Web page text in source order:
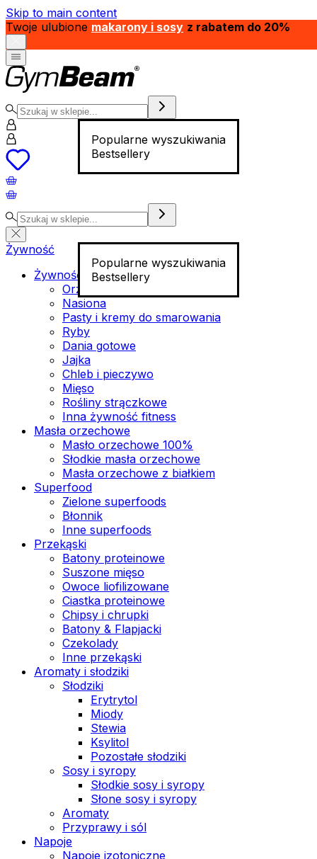
Skip to main content
Twoje ulubione makarony i sosy z rabatem do 20%
Popularne wyszukiwania
Bestsellery
Popularne wyszukiwania
Bestsellery
Żywność
Żywność funkcjonalna
Orzechy
Nasiona
Pasty i kremy do smarowania
Ryby
Dania gotowe
Jajka
Chleb i pieczywo
Mięso
Rośliny strączkowe
Inna żywność fitness
Masła orzechowe
Masło orzechowe 100%
Słodkie masła orzechowe
Masła orzechowe z białkiem
Superfood
Zielone superfoods
Błonnik
Inne superfoods
Przekąski
Batony proteinowe
Suszone mięso
Owoce liofilizowane
Ciastka proteinowe
Chipsy i chrupki
Batony & Flapjacki
Czekolady
Inne przekąski
Aromaty i słodziki
Słodziki
Erytrytol
Miody
Stewia
Ksylitol
Pozostałe słodziki
Sosy i syropy
Słodkie sosy i syropy
Słone sosy i syropy
Aromaty
Przyprawy i sól
Napoje
Napoje izotoniczne